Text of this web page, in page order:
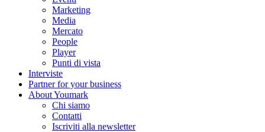
Marketing
Media
Mercato
People
Player
Punti di vista
Interviste
Partner for your business
About Youmark
Chi siamo
Contatti
Iscriviti alla newsletter